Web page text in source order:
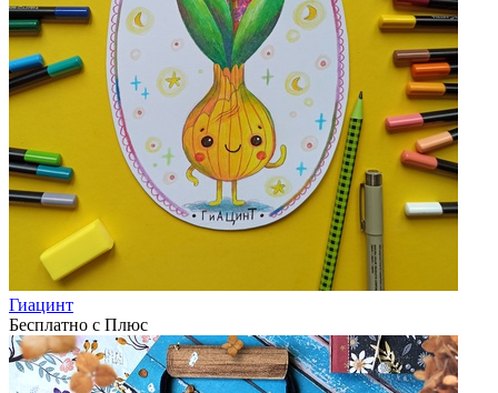
Гиацинт
Бесплатно с Плюс